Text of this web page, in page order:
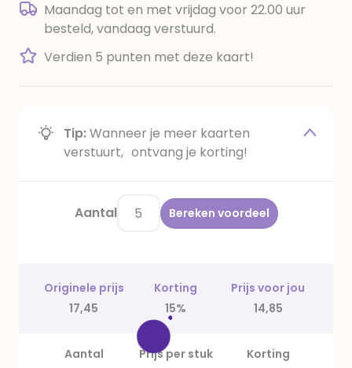
Maandag tot en met vrijdag voor 22.00 uur
besteld, vandaag verstuurd.
Verdien 5 punten met deze kaart!
Tip:Wanneer je meer kaarten
verstuurt, ontvang je korting!
Aantal Bereken voordeel
Originele prijs Korting
Prijs voor jou
17,45
15% 14,85
Aantal Prijs per stuk
Korting